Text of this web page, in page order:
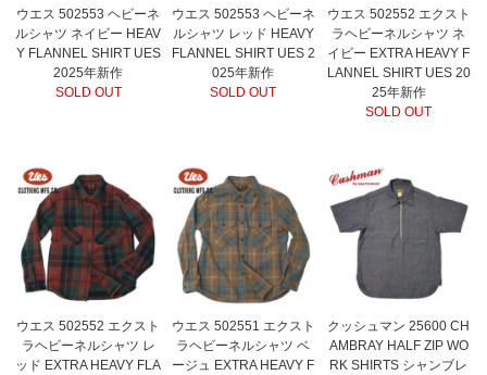
ウエス 502553 ヘビーネ
ルシャツ ネイビー HEAV
Y FLANNEL SHIRT UES
2025年新作
SOLD OUT
ウエス 502553 ヘビーネ
ルシャツ レッド HEAVY
FLANNEL SHIRT UES 2
025年新作
SOLD OUT
ウエス 502552 エクスト
ラヘビーネルシャツ ネ
イビー EXTRA HEAVY F
LANNEL SHIRT UES 20
25年新作
SOLD OUT
ウエス 502552 エクスト
ラヘビーネルシャツ レ
ッド EXTRA HEAVY FLA
ウエス 502551 エクスト
ラヘビーネルシャツ ベ
ージュ EXTRA HEAVY F
クッシュマン 25600 CH
AMBRAY HALF ZIP WO
RK SHIRTS シャンブレ